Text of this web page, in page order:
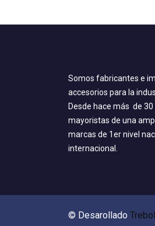
Somos fabricantes e
accesorios para la
Desde hace más de
mayoristas de una
marcas de 1er nivel
internacional.
© Desarollado